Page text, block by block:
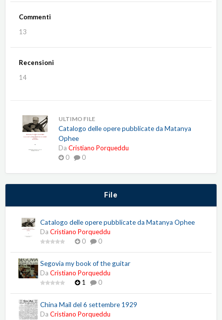
Commenti
13
Recensioni
14
ULTIMO FILE
Catalogo delle opere pubblicate da Matanya
Ophee
Da Cristiano Porqueddu
0
0
File
Catalogo delle opere pubblicate da Matanya Ophee
Da Cristiano Porqueddu
0
0
Segovia my book of the guitar
Da Cristiano Porqueddu
1
0
China Mail del 6 settembre 1929
Da Cristiano Porqueddu